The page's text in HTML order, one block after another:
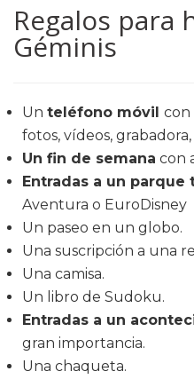
Regalos para
Géminis
Un teléfono móvil con
fotos, vídeos, grabadora,
Un fin de semana con
Entradas a un parque
Aventura o EuroDisney
Un paseo en un globo.
Una suscripción a una
Una camisa.
Un libro de Sudoku.
Entradas a un
gran importancia.
Una chaqueta.